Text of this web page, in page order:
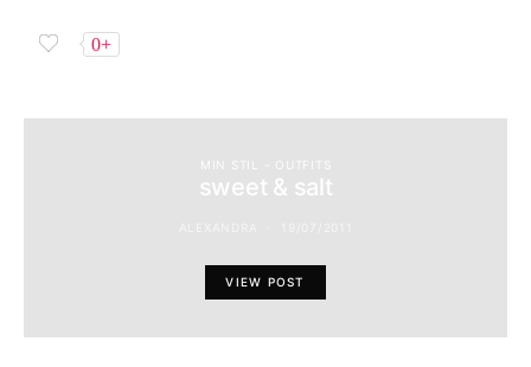
0+
MIN STIL - OUTFITS
sweet & salt
VIEW POST